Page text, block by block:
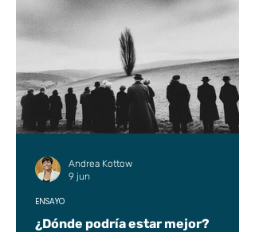
¿Dónde podría estar mejor?
ENSAYO
Andrea Kottow
9 jun